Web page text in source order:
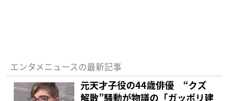
エンタメニュースの最新記事
元天才子役の44歳俳優 “クズ
解散”騒動が物議の「ガッポリ建